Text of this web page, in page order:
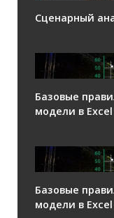
Сценарный
Базовые
модели в
Базовые
модели в